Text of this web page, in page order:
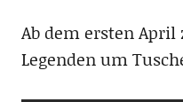
Ab dem ersten April
Legenden um